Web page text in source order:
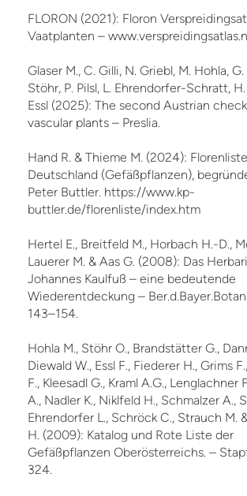
FLORON (2021): Floron
Vaatplanten –
Glaser M., C. Gilli, N. Griebl, M. Hohla,
Stöhr, P. Pilsl, L. Ehrendorfer-Schratt,
Essl (2025): The second Austrian
vascular plants – Preslia.
Hand R. & Thieme M. (2024):
Deutschland (Gefäßpflanzen),
Peter Buttler. https://www.kp-
buttler.de/florenliste/index.htm
Hertel E., Breitfeld M., Horbach H.-D.,
Lauerer M. & Aas G. (2008): Das
Johannes Kaulfuß – eine bedeutende
Wiederentdeckung –
143–154.
Hohla M., Stöhr O., Brandstätter G.,
Diewald W., Essl F., Fiederer H., Grims
F., Kleesadl G., Kraml A.G., Lenglachner
A., Nadler K., Niklfeld H., Schmalzer A.,
Ehrendorfer L., Schröck C., Strauch M.
H. (2009): Katalog und Rote Liste der
Gefäßpflanzen Oberösterreichs. –
324.